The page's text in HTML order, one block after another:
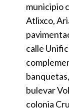
municipio
Atlixco,
calle
bulevar
colonia